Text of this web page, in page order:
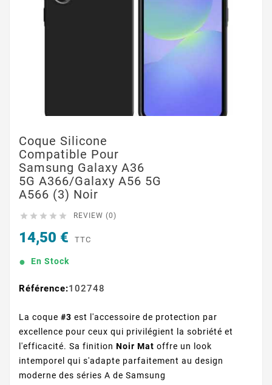
Coque Silicone
Compatible Pour
Samsung Galaxy A36
5G A366/Galaxy A56 5G
A566 (3) Noir
     REVIEW (0)
14,50 € TTC
En Stock
Référence:102748
La coque #3 est l'accessoire de protection par
excellence pour ceux qui privilégient la sobriété et
l'efficacité. Sa finition Noir Mat offre un look
intemporel qui s'adapte parfaitement au design
moderne des séries A de Samsung